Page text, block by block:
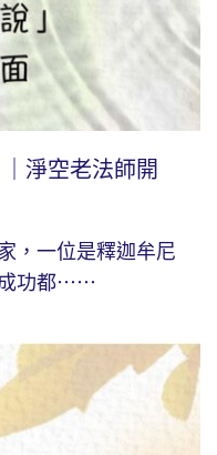
淨空老法師開
，一位是釋迦牟尼
成功都⋯⋯